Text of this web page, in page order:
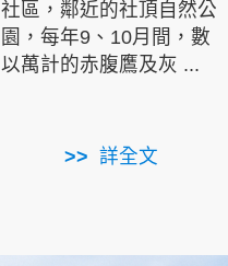
社區，鄰近的社頂自然公
園，每年9、10月間，數
以萬計的赤腹鷹及灰 ...
詳全文